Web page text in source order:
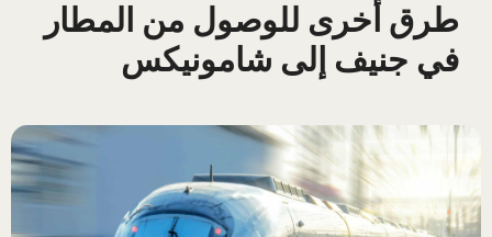
طرق أخرى للوصول من المطار
في جنيف إلى شامونيكس